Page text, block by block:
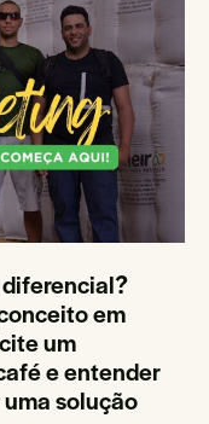
diferencial?
em
um
e entender
solução